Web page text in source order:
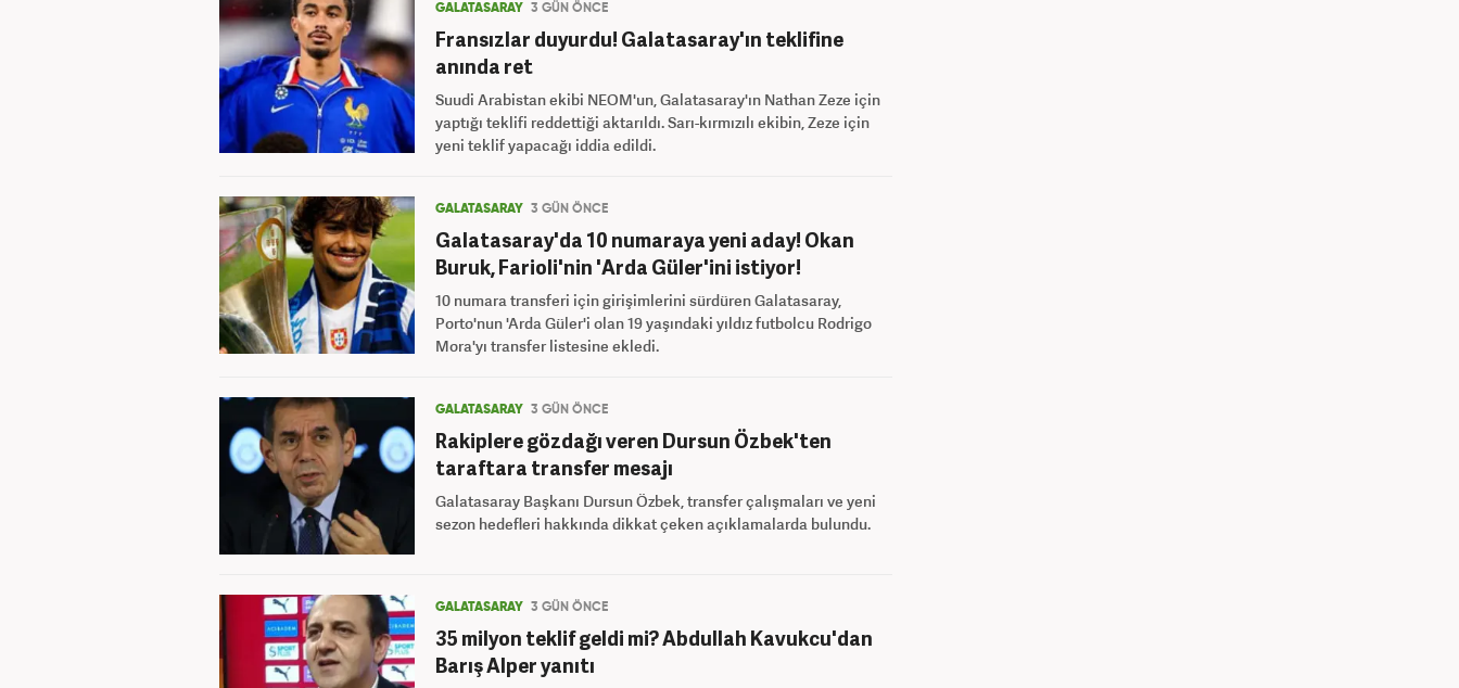
GALATASARAY 3 GÜN ÖNCE
Fransızlar duyurdu! Galatasaray'ın teklifine
anında ret
Suudi Arabistan ekibi NEOM'un, Galatasaray'ın Nathan Zeze için
yaptığı teklifi reddettiği aktarıldı. Sarı-kırmızılı ekibin, Zeze için
yeni teklif yapacağı iddia edildi.
GALATASARAY 3 GÜN ÖNCE
Galatasaray'da 10 numaraya yeni aday! Okan
Buruk, Farioli'nin 'Arda Güler'ini istiyor!
10 numara transferi için girişimlerini sürdüren Galatasaray,
Porto'nun 'Arda Güler'i olan 19 yaşındaki yıldız futbolcu Rodrigo
Mora'yı transfer listesine ekledi.
GALATASARAY 3 GÜN ÖNCE
Rakiplere gözdağı veren Dursun Özbek'ten
taraftara transfer mesajı
Galatasaray Başkanı Dursun Özbek, transfer çalışmaları ve yeni
sezon hedefleri hakkında dikkat çeken açıklamalarda bulundu.
GALATASARAY 3 GÜN ÖNCE
35 milyon teklif geldi mi? Abdullah Kavukcu'dan
Barış Alper yanıtı